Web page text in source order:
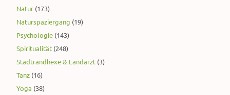
Natur (173)
Naturspaziergang (19)
Psychologie (143)
Spiritualität (248)
Stadtrandhexe & Landarzt (3)
Tanz (16)
Yoga (38)